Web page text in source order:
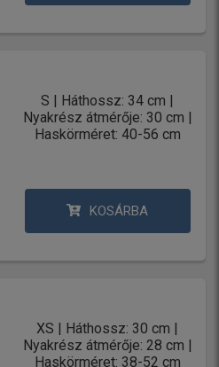
S | Háthossz: 34 cm |
Nyakrész átmérője: 30 cm |
Haskörméret: 40-56 cm
KOSÁRBA
XS | Háthossz: 30 cm |
Nyakrész átmérője: 28 cm |
Haskörméret: 38-52 cm